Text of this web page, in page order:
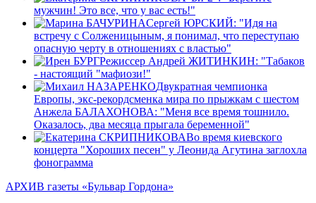
мужчин! Это все, что у вас есть!"
Сергей ЮРСКИЙ: "Идя на
встречу с Солженицыным, я понимал, что переступаю
опасную черту в отношениях с властью"
Режиссер Андрей ЖИТИНКИН: "Табаков
- настоящий "мафиози!"
Двукратная чемпионка
Европы, экс-рекордсменка мира по прыжкам с шестом
Анжела БАЛАХОНОВА: "Меня все время тошнило.
Оказалось, два месяца прыгала беременной"
Во время киевского
концерта "Хороших песен" у Леонида Агутина заглохла
фонограмма
АРХИВ газеты «Бульвар Гордона»